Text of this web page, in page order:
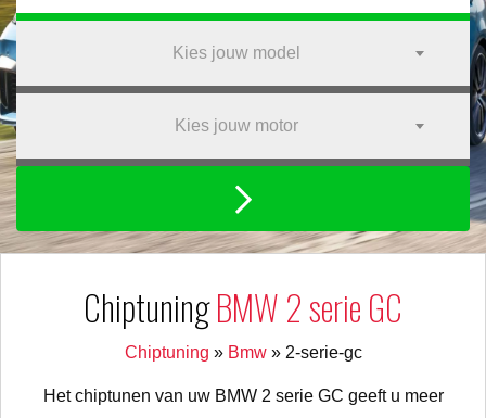
Kies jouw model
Kies jouw motor
ChiptuningBMW 2 serie GC
Chiptuning » Bmw» 2-serie-gc
Het chiptunen van uw BMW 2 serie GC geeft u meer